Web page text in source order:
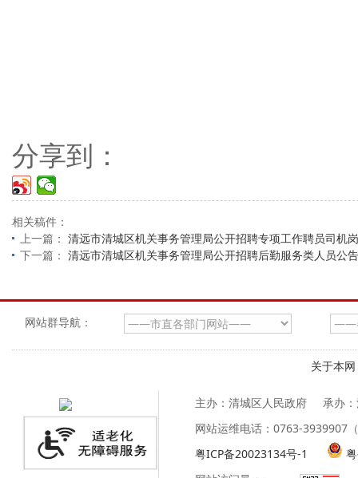
分享到：
相关稿件：
上一篇： 清远市清城区机关事务管理局公开招聘专项工作聘员司机
下一篇： 清远市清城区机关事务管理局公开招聘后勤服务类人员公告
网站群导航：
关于本网
主办：清城区人民政府
承办
网站运维电话：0763-3939907
粤ICP备20023134号-1